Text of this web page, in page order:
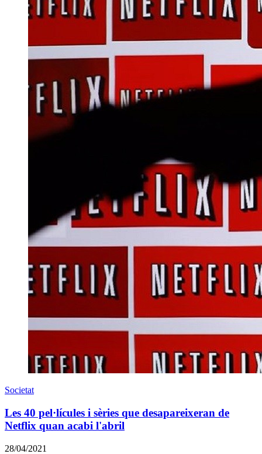
Societat
Les 40 pel·lícules i sèries que desapareixeran de
Netflix quan acabi l'abril
28/04/2021